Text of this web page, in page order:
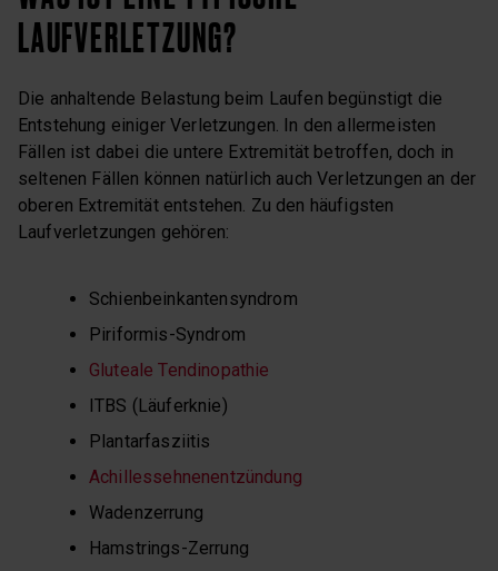
LAUFVERLETZUNG?
Die anhaltende Belastung beim Laufen begünstigt die
Entstehung einiger Verletzungen. In den allermeisten
Fällen ist dabei die untere Extremität betroffen, doch in
seltenen Fällen können natürlich auch Verletzungen an der
oberen Extremität entstehen. Zu den häufigsten
Laufverletzungen gehören:
Schienbeinkantensyndrom
Piriformis-Syndrom
Gluteale Tendinopathie
ITBS (Läuferknie)
Plantarfasziitis
Achillessehnenentzündung
Wadenzerrung
Hamstrings-Zerrung